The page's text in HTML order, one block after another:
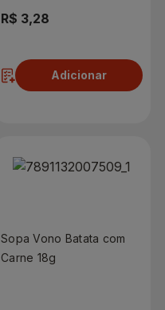
R$ 3,28
Adicionar
Sopa Vono Batata com
Carne 18g